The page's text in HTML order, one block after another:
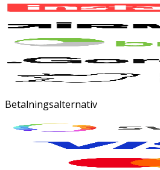
Betalningsalternativ